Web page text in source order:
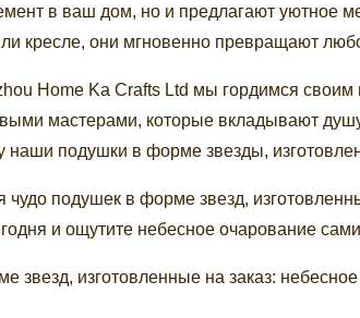
в ваш дом, но и предлагают уютное
кресле, они мгновенно превращают
Home Ka Crafts Ltd мы гордимся
мастерами, которые вкладывают
наши подушки в форме звезды,
чудо подушек в форме звезд,
и ощутите небесное очарование